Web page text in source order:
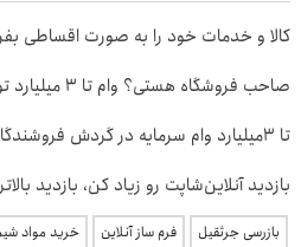
کالا و خدمات خود را به صورت اقساطی
صاحب فروشگاه هستی؟ وام تا ۳ میلیارد تومان بگیر
تا 3میلیارد وام سرمایه در گردش فروشندگان => فروشگاهت رو ثبت کن
بازدید آنلاین‌شاپت رو زیاد کن، بازدید
بازرسی جرثقیل فرم ساز آنلاین خرید مواد